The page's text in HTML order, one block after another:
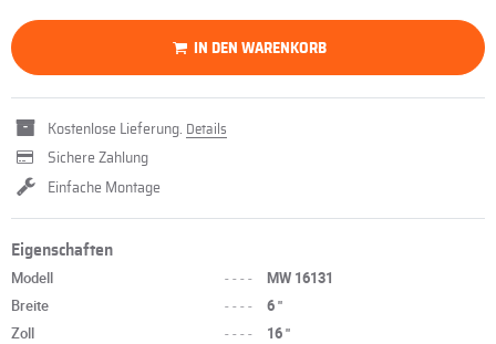
IN DEN WARENKORB
Kostenlose Lieferung. Details
Sichere Zahlung
Einfache Montage
Eigenschaften
Modell ----
MW 16131
Breite
----
6 "
Zoll
----
16 "